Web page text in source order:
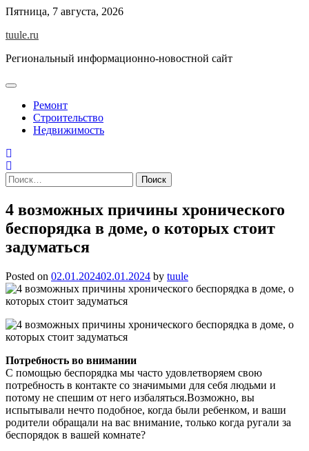
Skip
content
Пятница, 7 августа, 2026
tuule.ru
Региональный информационно-новостной сайт
Ремонт
Строительство
Недвижимость
Найти:
4 возможных причины хронического
беспорядка в доме, о которых стоит
задуматься
Posted on 02.01.202402.01.2024 by tuule
Потребность во внимании
С помощью беспорядка мы часто удовлетворяем свою
потребность в контакте со значимыми для себя людьми и
потому не спешим от него избаляться.Возможно, вы
испытывали нечто подобное, когда были ребенком, и ваши
родители обращали на вас внимание, только когда ругали за
беспорядок в вашей комнате?